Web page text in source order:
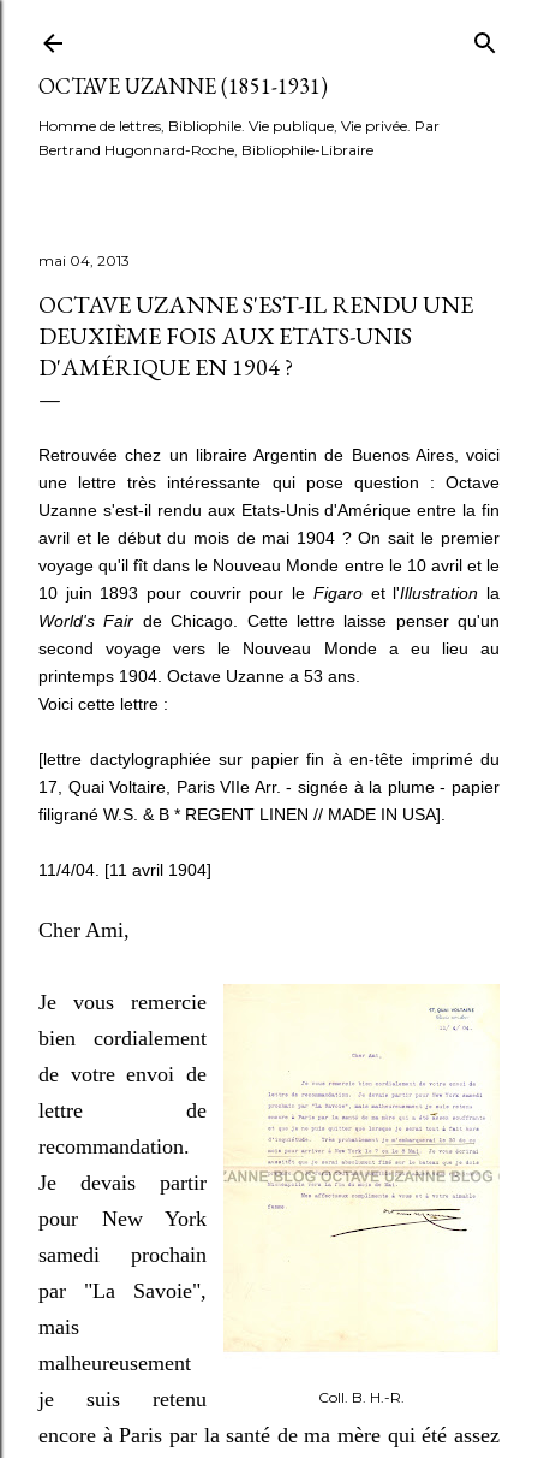
OCTAVE UZANNE (1851-1931)
Homme de lettres, Bibliophile. Vie publique, Vie privée. Par
Bertrand Hugonnard-Roche, Bibliophile-Libraire
mai 04, 2013
OCTAVE UZANNE S'EST-IL RENDU UNE
DEUXIÈME FOIS AUX ETATS-UNIS
D'AMÉRIQUE EN 1904 ?
Retrouvée chez un libraire Argentin de Buenos Aires, voici
une lettre très intéressante qui pose question : Octave
Uzanne s'est-il rendu aux Etats-Unis d'Amérique entre la fin
avril et le début du mois de mai 1904 ? On sait le premier
voyage qu'il fît dans le Nouveau Monde entre le 10 avril et le
10 juin 1893 pour couvrir pour le Figaroet l'Illustration la
World's Fair de Chicago. Cette lettre laisse penser qu'un
second voyage vers le Nouveau Monde a eu lieu au
printemps 1904. Octave Uzanne a 53 ans.
Voici cette lettre :
[lettre dactylographiée sur papier fin à en-tête imprimé du
17, Quai Voltaire, Paris VIIe Arr. - signée à la plume - papier
filigrané W.S. & B * REGENT LINEN // MADE IN USA].
11/4/04. [11 avril 1904]
Cher Ami,
Coll. B. H.-R.
Je vous remercie
bien cordialement
de votre envoi de
lettre de
recommandation.
Je devais partir
pour New York
samedi prochain
par "La Savoie",
mais
malheureusement
je suis retenu
encore à Paris par la santé de ma mère qui été assez